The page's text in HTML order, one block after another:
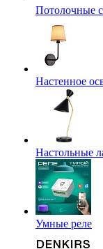
Потолочные
Настенное
Настольные
Умные реле